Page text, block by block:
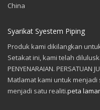
China
Syarikat Syestem Piping
Produk kami dikilangkan
Setakat ini, kami telah
PENYENARAIAN. PERSATUAN
Matlamat kami untuk
menjadi satu realiti.peta